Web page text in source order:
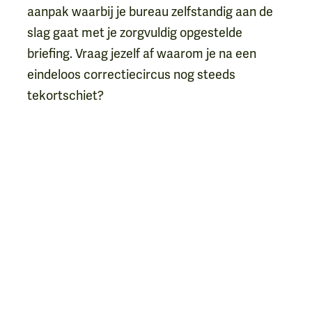
aanpak waarbij je bureau zelfstandig aan de
slag gaat met je zorgvuldig opgestelde
briefing. Vraag jezelf af waarom je na een
eindeloos correctiecircus nog steeds
tekortschiet?